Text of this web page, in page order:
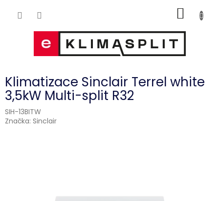
KOŠÍK
Klimatizace Sinclair Terrel white
3,5kW Multi-split R32
SIH-13BITW
Značka: Sinclair